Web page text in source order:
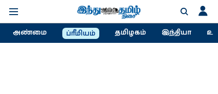
அண்மை ப்ரீமியம் தமிழகம் இந்தியா